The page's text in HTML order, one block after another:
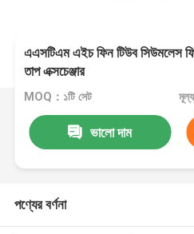
এএসটিএম এইচ ফিন টিউব সিউমলেস
তাপ এক্সচেঞ্জার
MOQ：১টি সেট
ভালো দাম
পণ্যের বর্ণনা